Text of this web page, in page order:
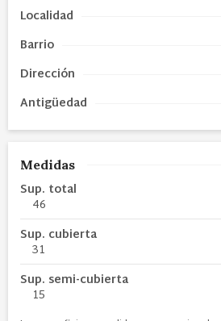
Localidad
Barrio
Dirección
Antigüedad
Medidas
Sup. total
46
Sup. cubierta
31
Sup. semi-cubierta
15